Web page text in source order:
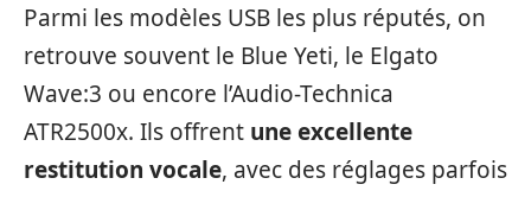
Parmi les modèles USB les plus réputés, on
retrouve souvent le Blue Yeti, le Elgato
Wave:3 ou encore l’Audio-Technica
ATR2500x. Ils offrent une excellente
restitution vocale, avec des réglages parfois